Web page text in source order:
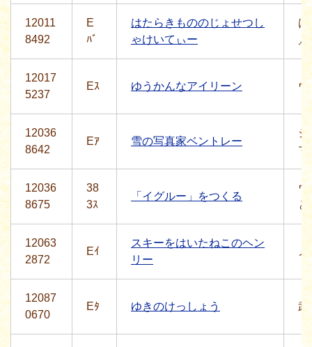
12011
8492
E
ﾊﾞ
はたらきもののじょせつし
ゃけいてぃー
ば
12017
5237
Eｽ ゆうかんなアイリーン
12036
8642
Eｱ 雪の写真家ベントレー
マ
12036
8675
38
3ｽ
「イグルー」をつくる
と
12063
2872
Eｲ
スキーをはいたねこのヘン
リー
12087
0670
Eﾀ ゆきのけっしょう 武